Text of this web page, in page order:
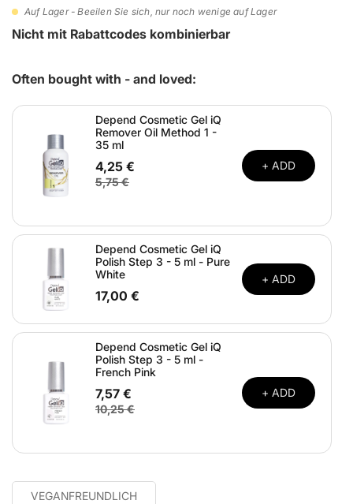
Auf Lager - Beeilen Sie sich, nur noch wenige auf Lager
Nicht mit Rabattcodes kombinierbar
Often bought with - and loved:
Depend Cosmetic Gel iQ
Remover Oil Method 1 -
35 ml
4,25 €
5,75 €
+ ADD
Depend Cosmetic Gel iQ
Polish Step 3 - 5 ml - Pure
White
17,00 €
+ ADD
Depend Cosmetic Gel iQ
Polish Step 3 - 5 ml -
French Pink
7,57 €
10,25 €
+ ADD
VEGANFREUNDLICH